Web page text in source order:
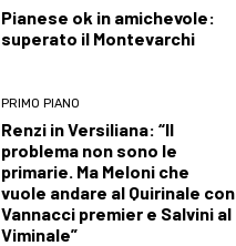
Pianese ok in amichevole:
superato il Montevarchi
PRIMO PIANO
Renzi in Versiliana: “Il
problema non sono le
primarie. Ma Meloni che
vuole andare al Quirinale con
Vannacci premier e Salvini al
Viminale”